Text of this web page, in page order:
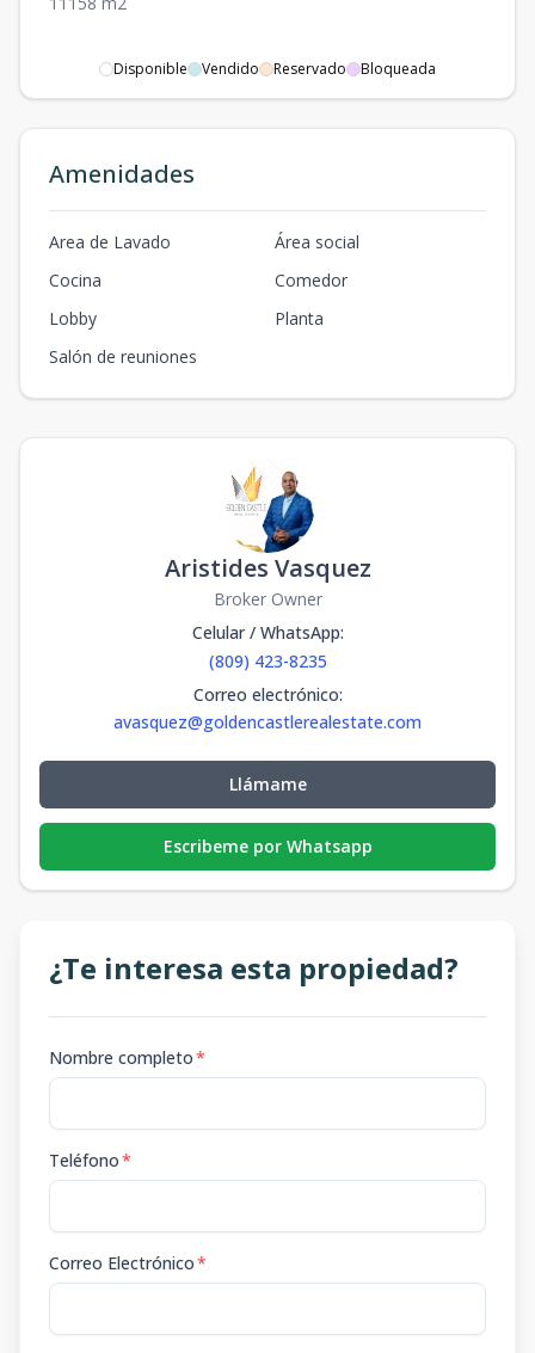
Disponible Vendido Reservado Bloqueada
Amenidades
Area de Lavado
Área social
Cocina
Comedor
Lobby
Planta
Salón de reuniones
Aristides Vasquez
Broker Owner
Celular / WhatsApp:
(809) 423-8235
Correo electrónico:
avasquez@goldencastlerealestate.com
Llámame
Escribeme por Whatsapp
¿Te interesa esta propiedad?
Nombre completo*
Teléfono*
Correo Electrónico*